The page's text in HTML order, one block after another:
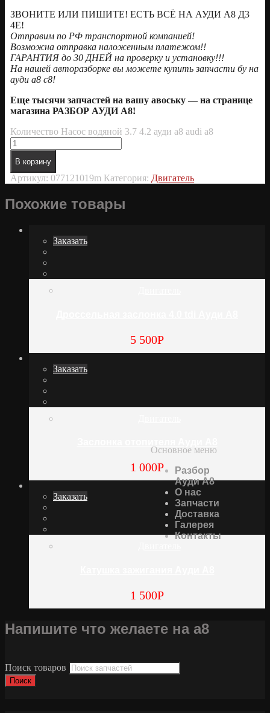
Основное меню
Разбор
Ауди А8
О нас
Запчасти
Доставка
Галерея
Контакты
ЗВОНИТЕ ИЛИ ПИШИТЕ! ЕСТЬ ВСЁ НА АУДИ А8 Д3
4Е!
Отправим по РФ транспортной компанией!
Возможна отправка наложенным платежом!!
ГАРАНТИЯ до 30 ДНЕЙ на проверку и установку!!!
На нашей авторазборке вы можете купить запчасти бу на
ауди а8 с8!
Еще тысячи запчастей на вашу авоську — на странице
магазина РАЗБОР АУДИ А8!
Количество Насос водяной 3.7 4.2 ауди а8 audi a8
В корзину
Артикул: 077121019m Категория: Двигатель
Похожие товары
Заказать
5 500Р
Заказать
1 000Р
Заказать
1 500Р
Напишите что желаете на а8
Поиск товаров
Поиск